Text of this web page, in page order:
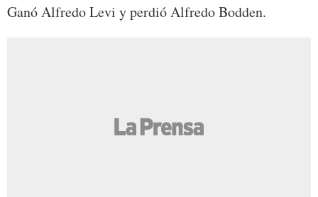
Ganó Alfredo Levi y perdió Alfredo Bodden.